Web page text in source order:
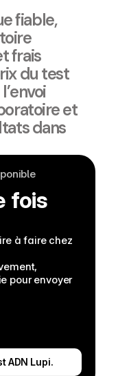
fiable,
frais
du test
et
dans
fois
à faire chez
pour envoyer
ADN Lupi.